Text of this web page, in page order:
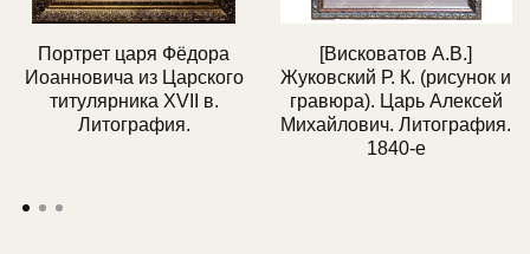
Портрет царя Фёдора
Иоанновича из Царского
титулярника XVII в.
Литография.
[Висковатов А.В.]
Жуковский Р. К. (рисунок и
гравюра). Царь Алексей
Михайлович. Литография.
1840-е